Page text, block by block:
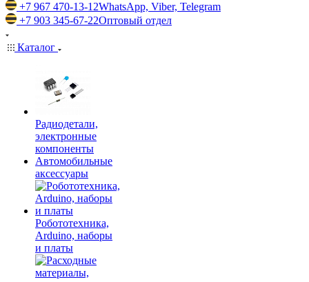
+7 967 470-13-12WhatsApp, Viber, Telegram
+7 903 345-67-22Оптовый отдел
Каталог
Радиодетали,
электронные
компоненты
Автомобильные
аксессуары
Робототехника,
Arduino, наборы
и платы